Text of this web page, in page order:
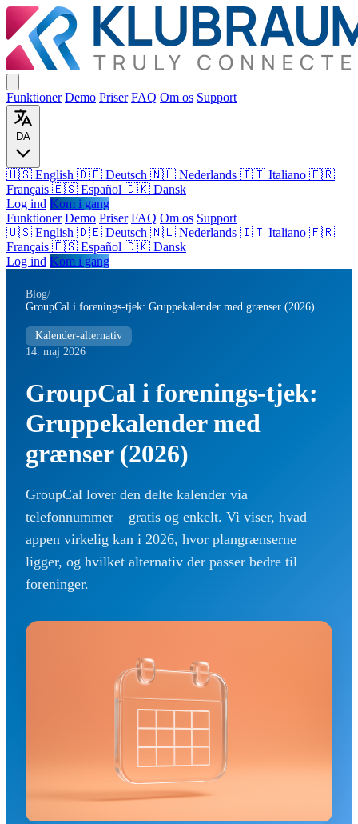
Funktioner Demo Priser FAQ Om os Support
DA
🇺🇸 English 🇩🇪 Deutsch 🇳🇱 Nederlands 🇮🇹 Italiano 🇫🇷
Français 🇪🇸 Español 🇩🇰 Dansk
Log ind Kom i gang
Funktioner Demo Priser FAQ Om os Support
🇺🇸 English 🇩🇪 Deutsch 🇳🇱 Nederlands 🇮🇹 Italiano 🇫🇷
Français 🇪🇸 Español 🇩🇰 Dansk
Log ind Kom i gang
Blog/
GroupCal i forenings-tjek: Gruppekalender med grænser (2026)
Kalender-alternativ
14. maj 2026
GroupCal i forenings-tjek:
Gruppekalender med
grænser (2026)
GroupCal lover den delte kalender via
telefonnummer – gratis og enkelt. Vi viser, hvad
appen virkelig kan i 2026, hvor plangrænserne
ligger, og hvilket alternativ der passer bedre til
foreninger.